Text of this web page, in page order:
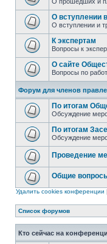
О вступлении
О вступлении и
К экспертам
Вопросы к
О сайте
Вопросы по
Форум для членов
По итогам
Обсуждение
По итогам
Обсуждение
Проведение
Общие
Удалить cookies конференции
Список форумов
Кто сейчас на